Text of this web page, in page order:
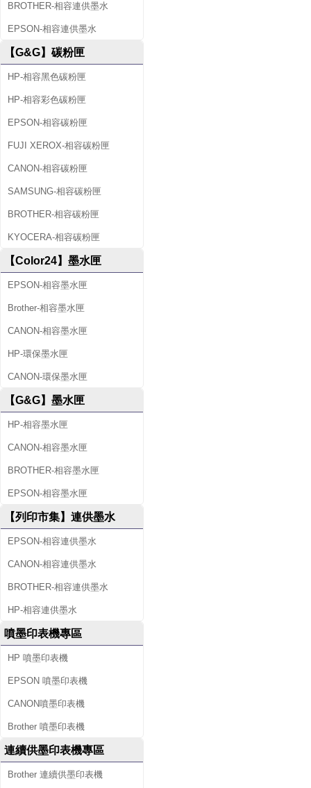
BROTHER-相容連供墨水
EPSON-相容連供墨水
【G&G】碳粉匣
HP-相容黑色碳粉匣
HP-相容彩色碳粉匣
EPSON-相容碳粉匣
FUJI XEROX-相容碳粉匣
CANON-相容碳粉匣
SAMSUNG-相容碳粉匣
BROTHER-相容碳粉匣
KYOCERA-相容碳粉匣
【Color24】墨水匣
EPSON-相容墨水匣
Brother-相容墨水匣
CANON-相容墨水匣
HP-環保墨水匣
CANON-環保墨水匣
【G&G】墨水匣
HP-相容墨水匣
CANON-相容墨水匣
BROTHER-相容墨水匣
EPSON-相容墨水匣
【列印市集】連供墨水
EPSON-相容連供墨水
CANON-相容連供墨水
BROTHER-相容連供墨水
HP-相容連供墨水
噴墨印表機專區
HP 噴墨印表機
EPSON 噴墨印表機
CANON噴墨印表機
Brother 噴墨印表機
連續供墨印表機專區
Brother 連續供墨印表機